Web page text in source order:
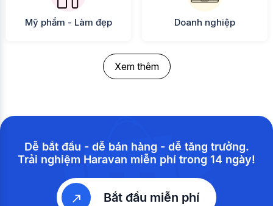
Mỹ phẩm - Làm đẹp Doanh nghiệp
Xem thêm
Dễ bắt đầu - dễ bán hàng - dễ tăng trưởng.
Trải nghiệm Haravan miễn phí trong 14 ngày!
Bắt đầu miễn phí